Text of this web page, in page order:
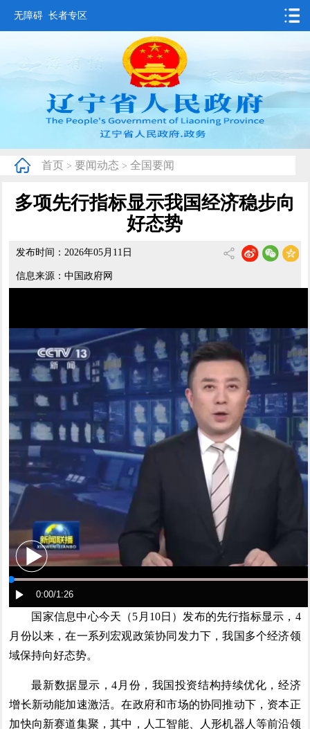
无障碍 长者专区
要闻动态
政务公开
互动交流
数据发布
首页 > 要闻动态 > 全国要闻
多项先行指标显示我国经济稳步向
好态势
发布时间：2026年05月11日
信息来源：中国政府网
国家信息中心今天（5月10日）发布的先行指标显示，4
月份以来，在一系列宏观政策协同发力下，我国多个经济领
域保持向好态势。
最新数据显示，4月份，我国投资结构持续优化，经济
增长新动能加速激活。在政府和市场的协同推动下，资本正
加快向新赛道集聚，其中，人工智能、人形机器人等前沿领